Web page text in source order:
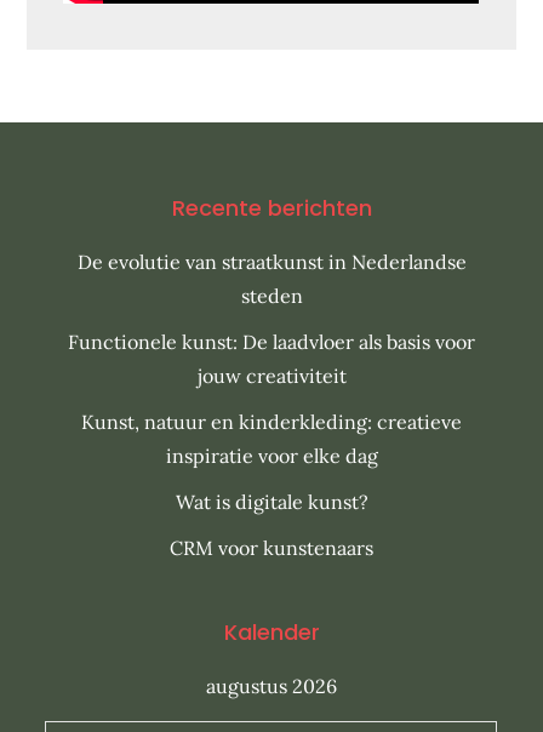
Recente berichten
De evolutie van straatkunst in Nederlandse
steden
Functionele kunst: De laadvloer als basis voor
jouw creativiteit
Kunst, natuur en kinderkleding: creatieve
inspiratie voor elke dag
Wat is digitale kunst?
CRM voor kunstenaars
Kalender
augustus 2026